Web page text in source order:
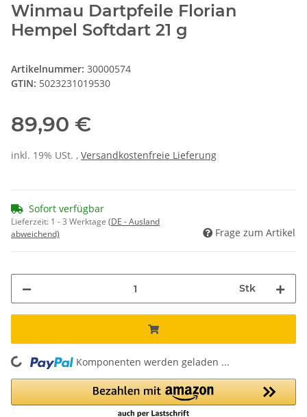
Winmau Dartpfeile Florian
Hempel Softdart 21 g
Artikelnummer: 30000574
GTIN: 5023231019530
89,90 €
inkl. 19% USt. , Versandkostenfreie Lieferung
Sofort verfügbar
Lieferzeit: 1 - 3 Werktage (DE - Ausland
abweichend)
Frage zum Artikel
Stk
Loading... Komponenten werden geladen ...